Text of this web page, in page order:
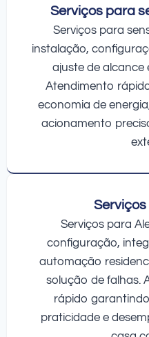
Serviços para
Serviços para
instalação,
ajuste de alcance
Atendimento
economia de
acionamento
Serviços para
configuração,
automação
solução de falhas.
rápido
praticidade e